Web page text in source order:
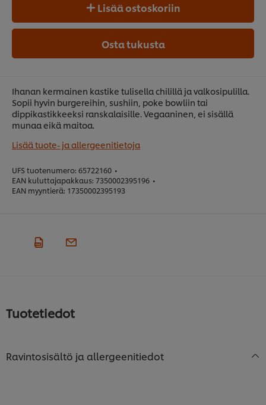
Lisää ostoskoriin
Osta tukusta
Ihanan kermainen kastike tulisella chilillä ja valkosipulilla.
Sopii hyvin burgereihin, sushiin, poke bowliin tai
dippikastikkeeksi ranskalaisille. Vegaaninen, ei sisällä
munaa eikä maitoa.
Lisää tuote- ja allergeenitietoja
UFS tuotenumero: 65722160 •
EAN kuluttajapakkaus: 7350002395196 •
EAN myyntierä: 17350002395193
Tuotetiedot
Ravintosisältö ja allergeenitiedot